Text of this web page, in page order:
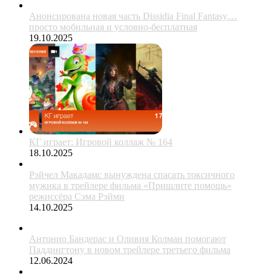
Анонсирована новая часть Dissidia Final Fantasy…
просто мобильная и условно-бесплатная
19.10.2025
КГ играет: Игровой коллаж № 164
18.10.2025
Рэйчел Макадамс вынуждена спасать токсичного
мужика в трейлере фильма «Пришлите помощь»
режиссёра Сэма Рэйми
14.10.2025
Антонио Бандерас и Оливия Колман помогают
Паддингтону в новом трейлере третьего фильма
12.06.2024